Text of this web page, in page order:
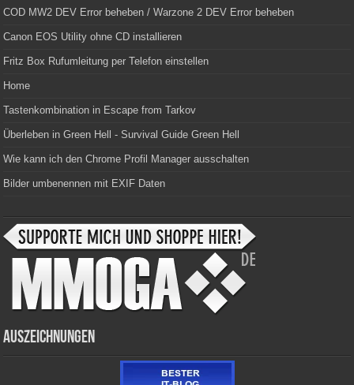
COD MW2 DEV Error beheben / Warzone 2 DEV Error beheben
Canon EOS Utility ohne CD installieren
Fritz Box Rufumleitung per Telefon einstellen
Home
Tastenkombination in Escape from Tarkov
Überleben in Green Hell - Survival Guide Green Hell
Wie kann ich den Chrome Profil Manager ausschalten
Bilder umbenennen mit EXIF Daten
Auszeichnungen